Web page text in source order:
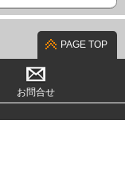
PAGE TOP
お問合せ